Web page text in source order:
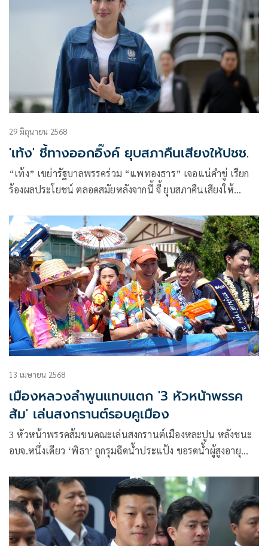
29 มิถุนายน 2568
'เท้ง' ชี้ทางออกอิ๊งค์ ยุบสภาคืนเสียงให้ปชช.
“เท้ง” เขย่ารัฐบาลพรรคร่วม “แพทองธาร” เจอแน่คำขู่ เรียก
ร้องผลประโยชน์ ตลอดสมัยหลังจากนี้ จี้ ยุบสภาคืนเสียงให้
13 เมษายน 2568
เมืองหลวงลำพูนแทบแตก '3 หัวหน้าพรรค
ส้ม' เล่นสงกรานต์รอบคูเมือง
3 หัวหน้าพรรคส้มขนคณะเล่นสงกรานต์เมืองหละปูน หลังชนะ
อบจ.หนึ่งเดียว ‘พิธา’ ถูกรุมฉีดน้ำประแป้ง ขอรดน้ำผู้สูงอายุ
การเมือง พาลูกชายเล่นน้ำ ถือปืนฉีดชาวลำพูน